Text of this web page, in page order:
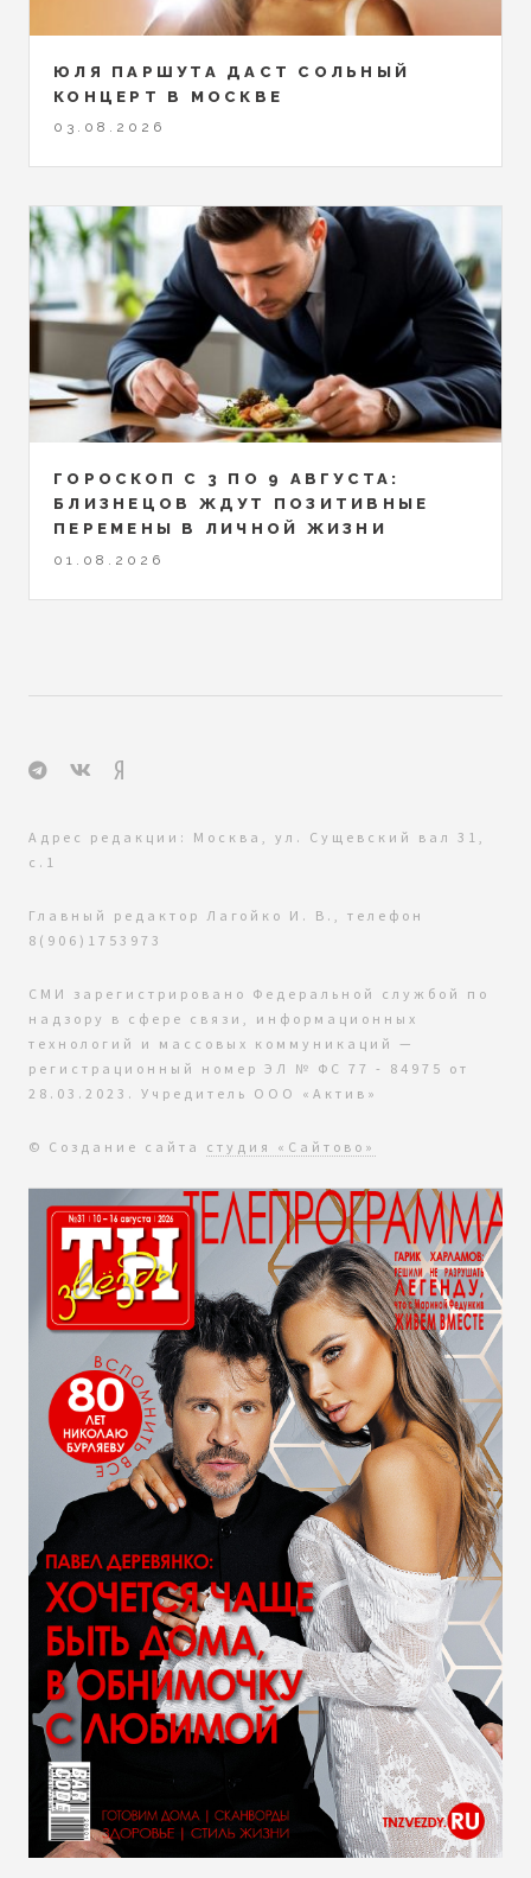
ЮЛЯ ПАРШУТА ДАСТ СОЛЬНЫЙ
КОНЦЕРТ В МОСКВЕ
03.08.2026
ГОРОСКОП С 3 ПО 9 АВГУСТА:
БЛИЗНЕЦОВ ЖДУТ ПОЗИТИВНЫЕ
ПЕРЕМЕНЫ В ЛИЧНОЙ ЖИЗНИ
01.08.2026
Адрес редакции: Москва, ул. Сущевский вал 31,
с.1
Главный редактор Лагойко И. В., телефон
8(906)1753973
СМИ зарегистрировано Федеральной службой по
надзору в сфере связи, информационных
технологий и массовых коммуникаций —
регистрационный номер ЭЛ № ФС 77 - 84975 от
28.03.2023. Учредитель ООО «Актив»
© Создание сайта студия «Сайтово»